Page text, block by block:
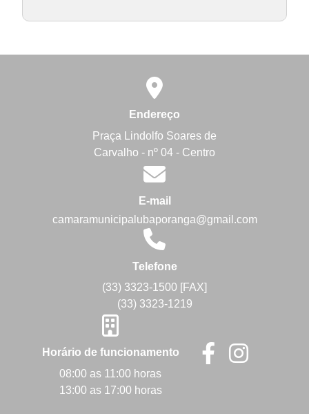
Endereço
Praça Lindolfo Soares de
Carvalho - nº 04 - Centro
E-mail
camaramunicipalubaporanga@gmail.com
Telefone
(33) 3323-1500 [FAX]
(33) 3323-1219
Horário de funcionamento
08:00 as 11:00 horas
13:00 as 17:00 horas